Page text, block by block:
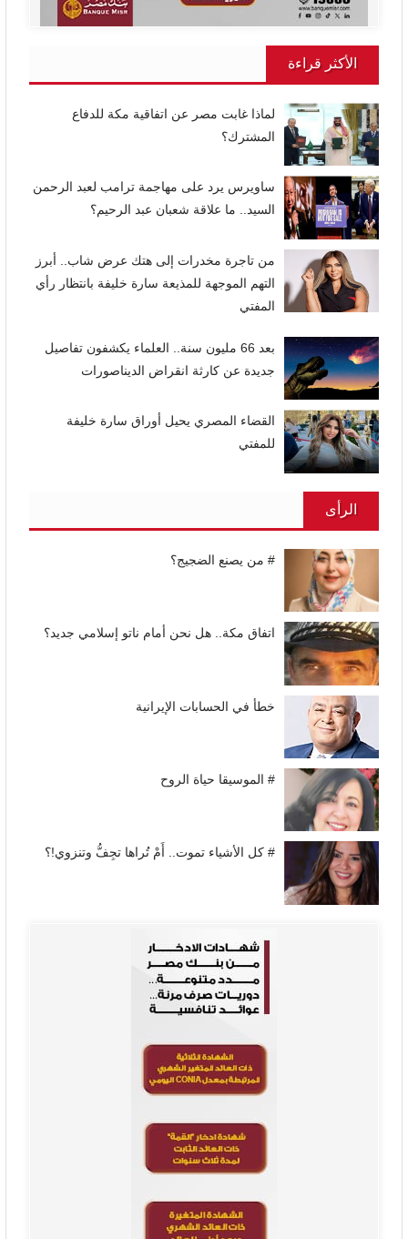
الأكثر قراءة
لماذا غابت مصر عن اتفاقية مكة للدفاع
المشترك؟
ساويرس يرد على مهاجمة ترامب لعبد الرحمن
السيد.. ما علاقة شعبان عبد الرحيم؟
من تاجرة مخدرات إلى هتك عرض شاب.. أبرز
التهم الموجهة للمذيعة سارة خليفة بانتظار رأي
المفتي
بعد 66 مليون سنة.. العلماء يكشفون تفاصيل
جديدة عن كارثة انقراض الديناصورات
القضاء المصري يحيل أوراق سارة خليفة
للمفتي
الرأى
# من يصنع الضجيج؟
اتفاق مكة.. هل نحن أمام ناتو إسلامي جديد؟
خطأ في الحسابات الإيرانية
# الموسيقا حياة الروح
# كل الأشياء تموت.. أَمْ تُراها تجِفُّ وتنزوي!؟